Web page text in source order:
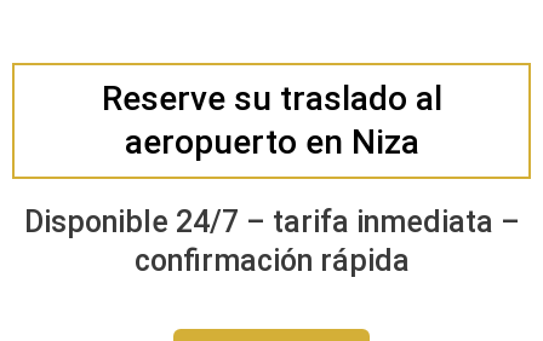
Reserve su traslado al
aeropuerto en Niza
Disponible 24/7 – tarifa inmediata –
confirmación rápida